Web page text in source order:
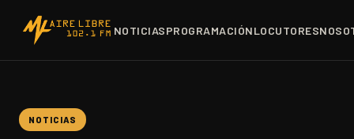
NOTICIASPROGRAMACIÓNLOCUTORES
NOTICIAS